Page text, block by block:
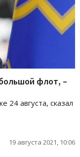
флот, –
августа, сказал
19 августа 2021, 10:06